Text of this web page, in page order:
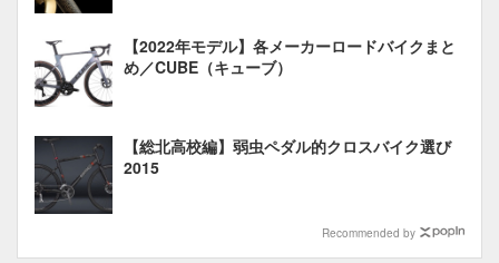
【2022年モデル】各メーカーロードバイクまと
め／CUBE（キューブ）
【総北高校編】弱虫ペダル的クロスバイク選び
2015
Recommended by